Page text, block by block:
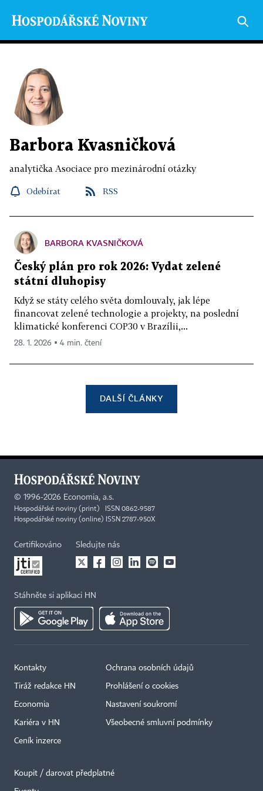
Barbora Kvasničková
analytička Asociace pro mezinárodní otázky
Odebírat RSS
BARBORA KVASNIČKOVÁ
Český plán pro rok 2026: Vydat zelené
státní dluhopisy
Když se státy celého světa domlouvaly, jak lépe
financovat zelené technologie a projekty, na poslední
klimatické konferenci COP30 v Brazílii,...
28. 1. 2026 ▪ 4 min. čtení
DALŠÍ ČLÁNKY
© 1996-2026 Economia, a.s.
Hospodářské noviny (print) ISSN 0862-9587
Hospodářské noviny (online) ISSN 2787-950X
Certifikováno Sledujte nás
Stáhněte si aplikaci HN
Kontakty
Tiráž redakce HN
Economia
Kariéra v HN
Ceník inzerce
Ochrana osobních údajů
Prohlášení o cookies
Nastavení soukromí
Všeobecné smluvní podmínky
Koupit / darovat předplatné